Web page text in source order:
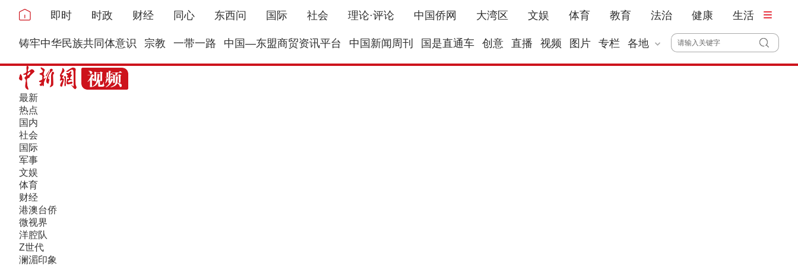
即时 时政 财经 同心 东西问 国际 社会 理论·评论 中国侨网 大湾区 文娱 体育 教育 法治 健康 生活
铸牢中华民族共同体意识 宗教 一带一路 中国—东盟商贸资讯平台 中国新闻周刊 国是直通车 创意 直播 视频 图片 专栏 各地
最新
热点
国内
社会
国际
军事
文娱
体育
财经
港澳台侨
微视界
洋腔队
Z世代
澜湄印象